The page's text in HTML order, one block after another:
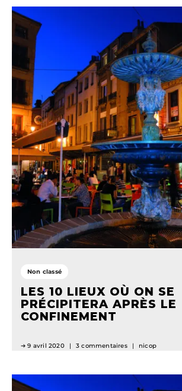
Non classé
LES 10 LIEUX OÙ ON SE
PRÉCIPITERA APRÈS LE
CONFINEMENT
9 avril 2020 3 commentaires nicop